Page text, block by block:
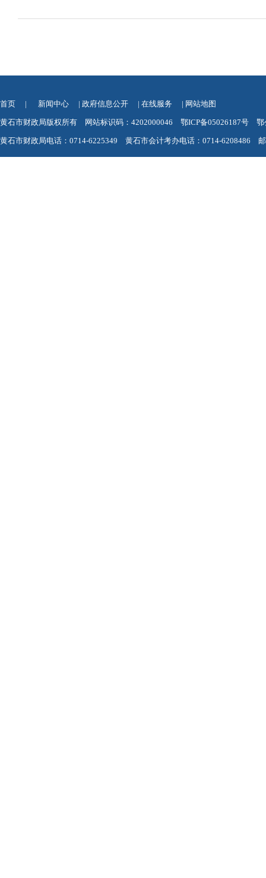
首页 | 新闻中心 | 政府信息公开 | 在线服务 | 网站地图
黄石市财政局版权所有 网站标识码：4202000046 鄂ICP备05026187号 鄂
黄石市财政局电话：0714-6225349 黄石市会计考办电话：0714-6208486